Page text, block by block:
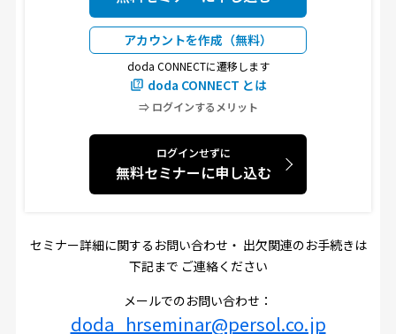
アカウントを作成（無料）
doda CONNECTに遷移します
doda CONNECT とは
⇒ ログインするメリット
ログインせずに
無料セミナーに申し込む
セミナー詳細に関するお問い合わせ・ 出欠関連のお手続きは
下記まで ご連絡ください
メールでのお問い合わせ：
doda_hrseminar@persol.co.jp